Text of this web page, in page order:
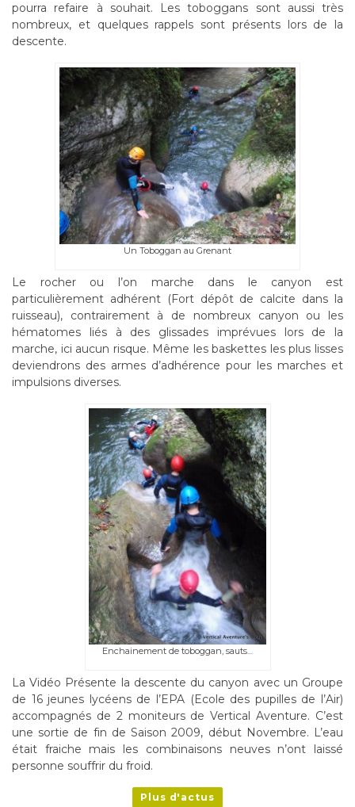
pourra refaire à souhait. Les toboggans sont aussi très
nombreux, et quelques rappels sont présents lors de la
descente.
Un Toboggan au Grenant
Le rocher ou l’on marche dans le canyon est
particulièrement adhérent (Fort dépôt de calcite dans la
ruisseau), contrairement à de nombreux canyon ou les
hématomes liés à des glissades imprévues lors de la
marche, ici aucun risque. Même les baskettes les plus lisses
deviendrons des armes d’adhérence pour les marches et
impulsions diverses.
Enchainement de toboggan, sauts…
La Vidéo Présente la descente du canyon avec un Groupe
de 16 jeunes lycéens de l’EPA (Ecole des pupilles de l’Air)
accompagnés de 2 moniteurs de Vertical Aventure. C’est
une sortie de fin de Saison 2009, début Novembre. L’eau
était fraiche mais les combinaisons neuves n’ont laissé
personne souffrir du froid.
Plus d'actus